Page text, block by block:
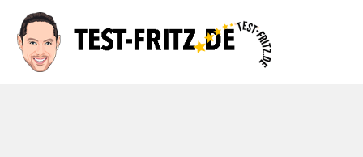
Inhalt
springen